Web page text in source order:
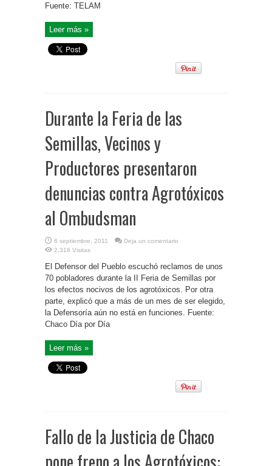
Fuente: TELAM
Leer más »
Durante la Feria de las
Semillas, Vecinos y
Productores presentaron
denuncias contra Agrotóxicos
al Ombudsman
6 septiembre, 2011
Deja un comentario
2,318 Visitas
El Defensor del Pueblo escuchó reclamos de unos
70 pobladores durante la II Feria de Semillas por
los efectos nocivos de los agrotóxicos. Por otra
parte, explicó que a más de un mes de ser elegido,
la Defensoría aún no está en funciones. Fuente:
Chaco Día por Día
Leer más »
Fallo de la Justicia de Chaco